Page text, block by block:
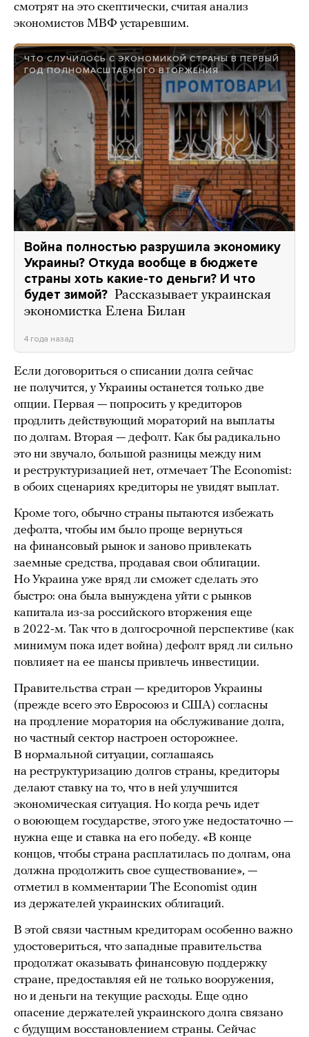
смотрят на это скептически, считая анализ
экономистов МВФ устаревшим.
ЧТО СЛУЧИЛОСЬ С ЭКОНОМИКОЙ СТРАНЫ В ПЕРВЫЙ
ГОД ПОЛНОМАСШТАБНОГО ВТОРЖЕНИЯ
Война полностью разрушила экономику
Украины? Откуда вообще в бюджете
страны хоть какие-то деньги? И что
будет зимой? Рассказывает украинская
экономистка Елена Билан
4 года назад
Если договориться о списании долга сейчас
не получится, у Украины останется только две
опции. Первая — попросить у кредиторов
продлить действующий мораторий на выплаты
по долгам. Вторая — дефолт. Как бы радикально
это ни звучало, большой разницы между ним
и реструктуризацией нет, отмечает The Economist:
в обоих сценариях кредиторы не увидят выплат.
Кроме того, обычно страны пытаются избежать
дефолта, чтобы им было проще вернуться
на финансовый рынок и заново привлекать
заемные средства, продавая свои облигации.
Но Украина уже вряд ли сможет сделать это
быстро: она была вынуждена уйти с рынков
капитала из-за российского вторжения еще
в 2022-м. Так что в долгосрочной перспективе (как
минимум пока идет война) дефолт вряд ли сильно
повлияет на ее шансы привлечь инвестиции.
Правительства стран — кредиторов Украины
(прежде всего это Евросоюз и США) согласны
на продление моратория на обслуживание долга,
но частный сектор настроен осторожнее.
В нормальной ситуации, соглашаясь
на реструктуризацию долгов страны, кредиторы
делают ставку на то, что в ней улучшится
экономическая ситуация. Но когда речь идет
о воюющем государстве, этого уже недостаточно —
нужна еще и ставка на его победу. «В конце
концов, чтобы страна расплатилась по долгам, она
должна продолжить свое существование», —
отметил в комментарии The Economist один
из держателей украинских облигаций.
В этой связи частным кредиторам особенно важно
удостовериться, что западные правительства
продолжат оказывать финансовую поддержку
стране, предоставляя ей не только вооружения,
но и деньги на текущие расходы. Еще одно
опасение держателей украинского долга связано
с будущим восстановлением страны. Сейчас